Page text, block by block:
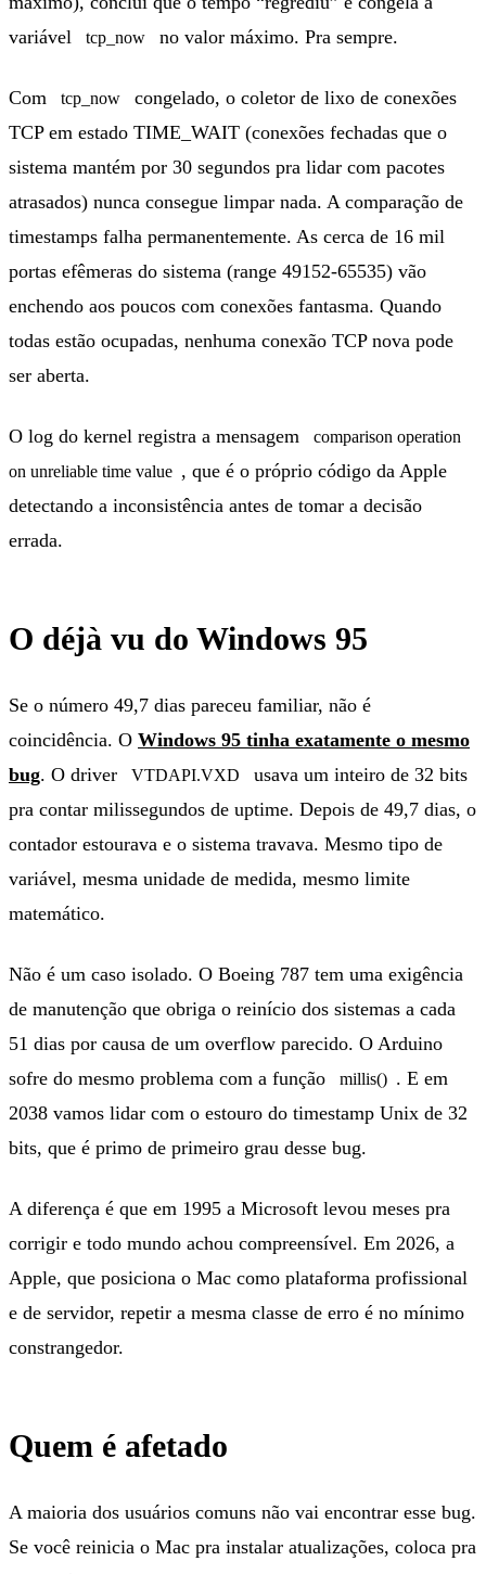
variável
tcp_now no valor máximo. Pra sempre.
Com tcp_now
congelado, o coletor de lixo de conexões
TCP em estado TIME_WAIT (conexões fechadas que o
sistema mantém por 30 segundos pra lidar com pacotes
atrasados) nunca consegue limpar nada. A comparação de
timestamps falha permanentemente. As cerca de 16 mil
portas efêmeras do sistema (range 49152-65535) vão
enchendo aos poucos com conexões fantasma. Quando
todas estão ocupadas, nenhuma conexão TCP nova pode
ser aberta.
O log do kernel registra a mensagem
comparison operation
on unreliable time value , que é o próprio código da Apple
detectando a inconsistência antes de tomar a decisão
errada.
O déjà vu do Windows 95
Se o número 49,7 dias pareceu familiar, não é
coincidência. O Windows 95 tinha exatamente o mesmo
bug. O driver VTDAPI.VXD
usava um inteiro de 32 bits
pra contar milissegundos de uptime. Depois de 49,7 dias, o
contador estourava e o sistema travava. Mesmo tipo de
variável, mesma unidade de medida, mesmo limite
matemático.
Não é um caso isolado. O Boeing 787 tem uma exigência
de manutenção que obriga o reinício dos sistemas a cada
51 dias por causa de um overflow parecido. O Arduino
sofre do mesmo problema com a função
millis() . E em
2038 vamos lidar com o estouro do timestamp Unix de 32
bits, que é primo de primeiro grau desse bug.
A diferença é que em 1995 a Microsoft levou meses pra
corrigir e todo mundo achou compreensível. Em 2026, a
Apple, que posiciona o Mac como plataforma profissional
e de servidor, repetir a mesma classe de erro é no mínimo
constrangedor.
Quem é afetado
A maioria dos usuários comuns não vai encontrar esse bug.
Se você reinicia o Mac pra instalar atualizações, coloca pra